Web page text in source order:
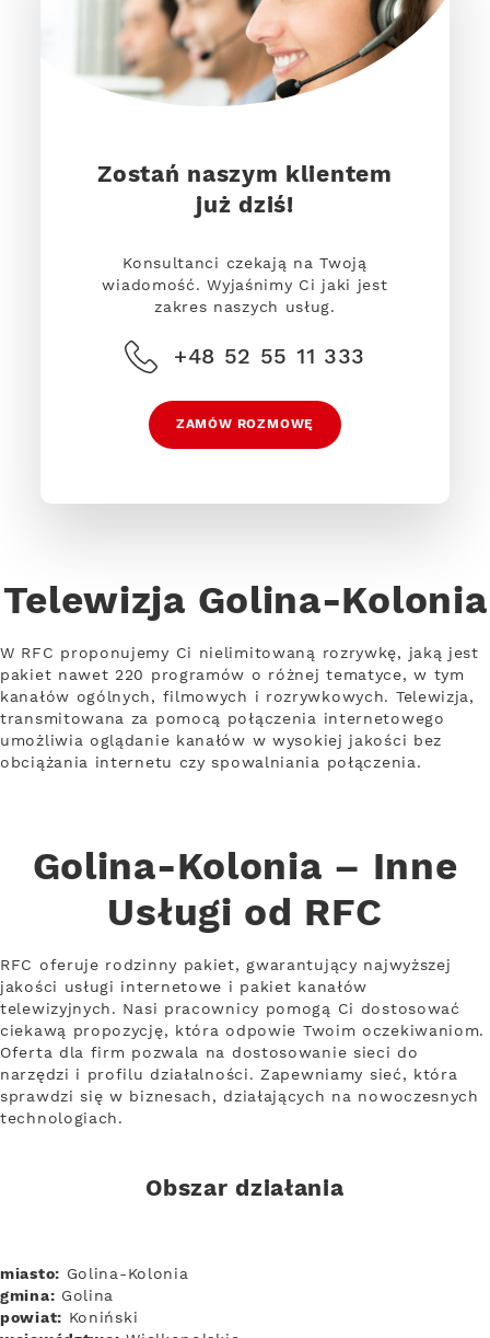
Zostań naszym klientem
już dziś!
Konsultanci czekają na Twoją
wiadomość. Wyjaśnimy Ci jaki jest
zakres naszych usług.
+48 52 55 11 333
ZAMÓW ROZMOWĘ
Telewizja Golina-Kolonia
W RFC proponujemy Ci nielimitowaną rozrywkę, jaką jest
pakiet nawet 220 programów o różnej tematyce, w tym
kanałów ogólnych, filmowych i rozrywkowych. Telewizja,
transmitowana za pomocą połączenia internetowego
umożliwia oglądanie kanałów w wysokiej jakości bez
obciążania internetu czy spowalniania połączenia.
Golina-Kolonia – Inne
Usługi od RFC
RFC oferuje rodzinny pakiet, gwarantujący najwyższej
jakości usługi internetowe i pakiet kanałów
telewizyjnych. Nasi pracownicy pomogą Ci dostosować
ciekawą propozycję, która odpowie Twoim oczekiwaniom.
Oferta dla firm pozwala na dostosowanie sieci do
narzędzi i profilu działalności. Zapewniamy sieć, która
sprawdzi się w biznesach, działających na nowoczesnych
technologiach.
Obszar działania
miasto: Golina-Kolonia
gmina: Golina
powiat: Koniński